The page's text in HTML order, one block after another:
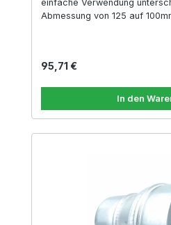
einfache Verwendung
Abmessung von 125 auf
Regulärer Preis:
95,71 €
In den